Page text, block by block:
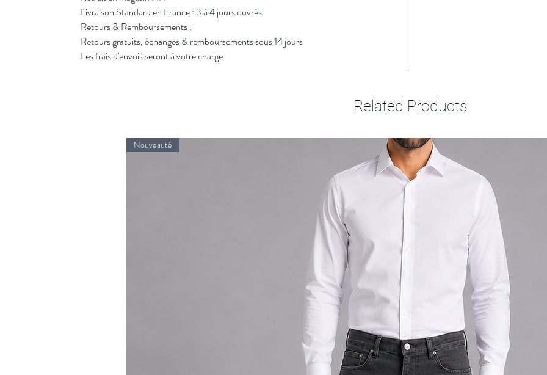
Livraison Standard en France : 3 à 4 jours ouvrés
Retours & Remboursements :
Retours gratuits, échanges & remboursements sous 14 jours
Les frais d'envois seront à votre charge.
Related Products
Nouveauté